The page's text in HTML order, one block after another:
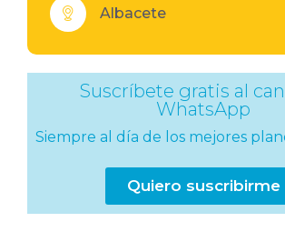
Albacete
Suscríbete gratis al
WhatsApp
Siempre al día de los mejores
Quiero suscribirme